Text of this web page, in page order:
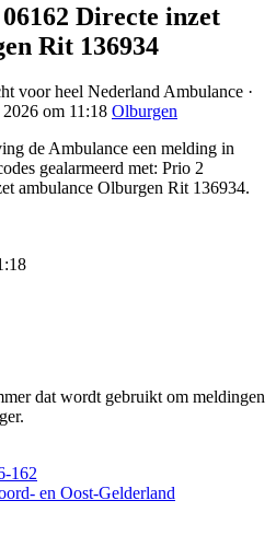
Directe inzet
Rit 136934
voor heel Nederland Ambulance ·
om 11:18 Olburgen
de Ambulance een melding in
gealarmeerd met: Prio 2
ambulance Olburgen Rit 136934.
dat wordt gebruikt om meldingen
162
en Oost-Gelderland